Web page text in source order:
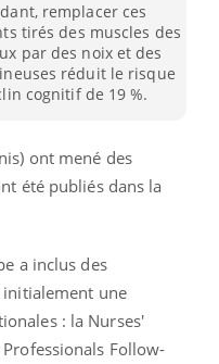
remplacer ces
tirés des muscles des
par des noix et des
réduit le risque
cognitif de 19 %.
ont mené des
été publiés dans la
a inclus des
initialement une
: la Nurses'
Follow-